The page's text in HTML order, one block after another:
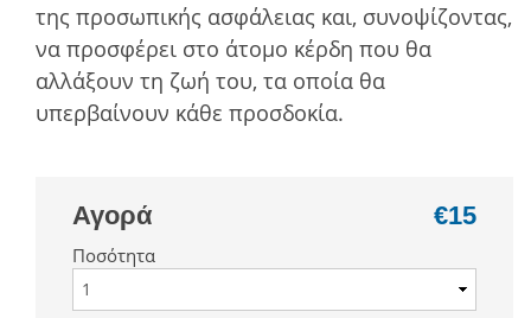
της προσωπικής ασφάλειας και, συνοψίζοντας,
να προσφέρει στο άτοµο κέρδη που θα
αλλάξουν τη ζωή του, τα οποία θα
υπερβαίνουν κάθε προσδοκία.
Αγορά €15
Ποσότητα